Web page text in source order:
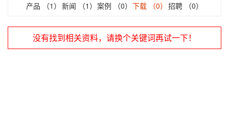
产品 （1） 新闻 （1） 案例 （0） 下载 （0） 招聘 （0）
没有找到相关资料，请换个关键词再试一下！